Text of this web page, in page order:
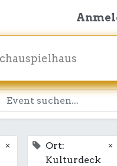
×
Ort:
Kulturdeck
×